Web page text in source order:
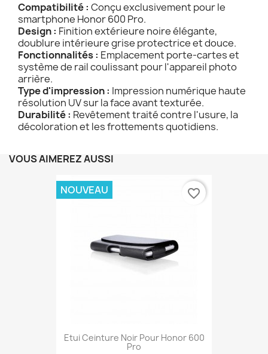
Compatibilité : Conçu exclusivement pour le
smartphone Honor 600 Pro.
Design : Finition extérieure noire élégante,
doublure intérieure grise protectrice et douce.
Fonctionnalités : Emplacement porte-cartes et
système de rail coulissant pour l'appareil photo
arrière.
Type d'impression : Impression numérique haute
résolution UV sur la face avant texturée.
Durabilité : Revêtement traité contre l'usure, la
décoloration et les frottements quotidiens.
VOUS AIMEREZ AUSSI
Etui Ceinture Noir Pour Honor 600
Pro
NOUVEAU favorite_border